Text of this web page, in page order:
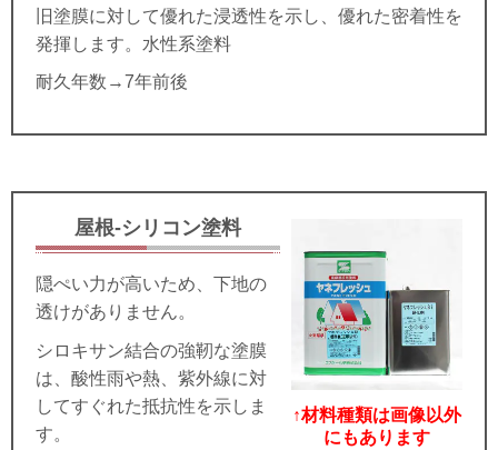
旧塗膜に対して優れた浸透性を示し、優れた密着性を
発揮します。水性系塗料
耐久年数→7年前後
↑材料種類は画像以外
にもあります
屋根-シリコン塗料
隠ぺい力が高いため、下地の
透けがありません。
シロキサン結合の強靭な塗膜
は、酸性雨や熱、紫外線に対
してすぐれた抵抗性を示しま
す。